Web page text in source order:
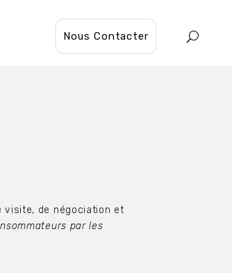
Nous Contacter
visite, de négociation et
par les